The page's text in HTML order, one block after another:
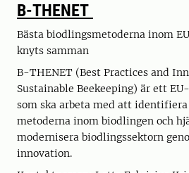
B-THENET
Bästa biodlingsmetoderna inom
knyts samman
B-THENET (Best Practices and
Sustainable Beekeeping) är ett
som ska arbeta med att
metoderna inom biodlingen och
modernisera biodlingssektorn
innovation.